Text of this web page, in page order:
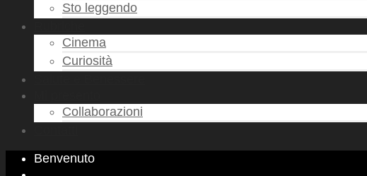
Sto leggendo
Cinema
Curiosità
Collaborazioni
Benvenuto